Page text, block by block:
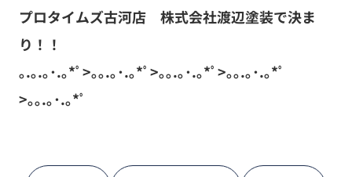
プロタイムズ古河店 株式会社渡辺塗装で決ま
り！！
｡.｡.｡･.｡*ﾟ>｡｡.｡･.｡*ﾟ>｡｡.｡･.｡*ﾟ>｡｡.｡･.｡*ﾟ
>｡｡.｡･.｡*ﾟ